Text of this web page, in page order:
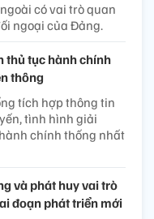
có vai trò quan
ngoại của Đảng.
thủ tục hành chính
thông
tích hợp thông tin
tình hình giải
chính thống nhất
và phát huy vai trò
đoạn phát triển mới